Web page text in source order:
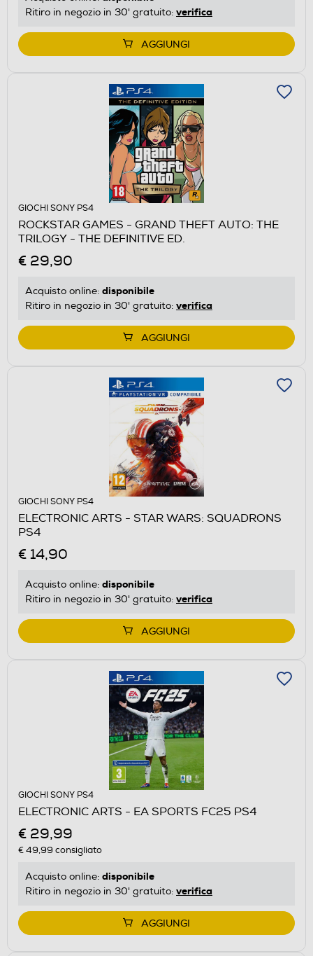
Ritiro in negozio in 30' gratuito: verifica
AGGIUNGI
GIOCHI SONY PS4
ROCKSTAR GAMES - GRAND THEFT AUTO: THE
TRILOGY - THE DEFINITIVE ED.
€ 29,90
Acquisto online: disponibile
Ritiro in negozio in 30' gratuito: verifica
AGGIUNGI
GIOCHI SONY PS4
ELECTRONIC ARTS - STAR WARS: SQUADRONS
PS4
€ 14,90
Acquisto online: disponibile
Ritiro in negozio in 30' gratuito: verifica
AGGIUNGI
GIOCHI SONY PS4
ELECTRONIC ARTS - EA SPORTS FC25 PS4
€ 29,99
€ 49,99 consigliato
Acquisto online: disponibile
Ritiro in negozio in 30' gratuito: verifica
AGGIUNGI